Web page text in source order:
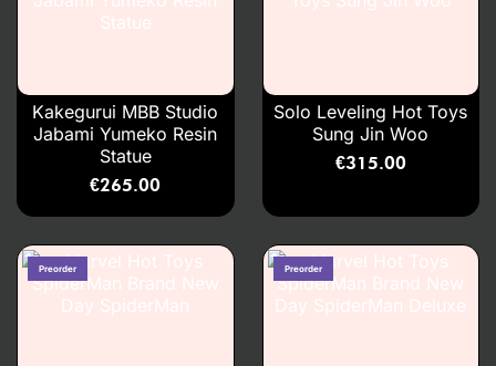
Kakegurui MBB Studio
Jabami Yumeko Resin
Statue
€265.00
Solo Leveling Hot Toys
Sung Jin Woo
€315.00